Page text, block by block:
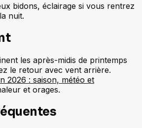
bidons, éclairage si vous rentrez
nuit.
les après-midis de printemps
le retour avec vent arrière.
2026 : saison, météo et
et orages.